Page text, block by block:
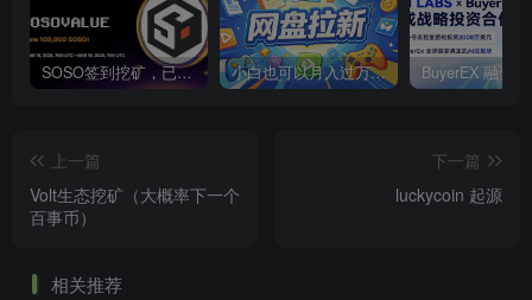
SOSO签到挖矿，已上线各大交易所 小白也可以月入过万的绿色项目
上一篇
Volt生态挖矿（大概率下一个
百事币）
下一篇
luckycoin 起源
相关推荐